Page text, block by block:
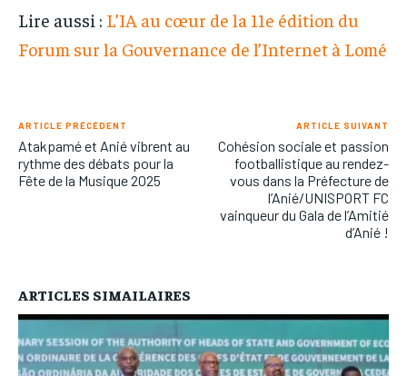
Lire aussi : L’IA au cœur de la 11e édition du
Forum sur la Gouvernance de l’Internet à Lomé
ARTICLE PRÉCÉDENT
Atakpamé et Anié vibrent au
rythme des débats pour la
Fête de la Musique 2025
ARTICLE SUIVANT
Cohésion sociale et passion
footballistique au rendez-
vous dans la Préfecture de
l’Anié/UNISPORT FC
vainqueur du Gala de l’Amitié
d’Anié !
ARTICLES SIMAILAIRES